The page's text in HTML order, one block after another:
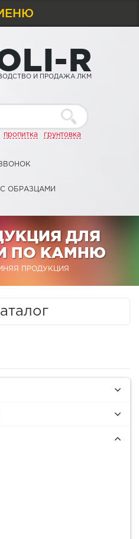
LI-R
И ПРОДАЖА ЛКМ
пропитка грунтовка
ОБРАЗЦАМИ
ДЛЯ
ПО КАМНЮ
ПРОДУКЦИЯ